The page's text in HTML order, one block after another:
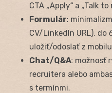
CTA „Apply“ a „Talk
Formulár:
CV/LinkedIn URL), do
uložiť/odoslať z
Chat/Q&A: možnosť
recruitera alebo
s termínmi.